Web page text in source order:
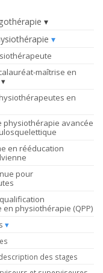
maîtrise en
en
physiothérapie avancée
en rééducation
pour
physiothérapie (QPP)
des stages